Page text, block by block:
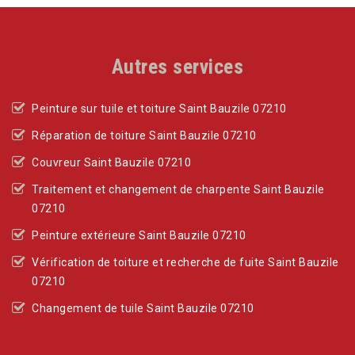
Autres services
Peinture sur tuile et toiture Saint Bauzile 07210
Réparation de toiture Saint Bauzile 07210
Couvreur Saint Bauzile 07210
Traitement et changement de charpente Saint Bauzile
07210
Peinture extérieure Saint Bauzile 07210
Vérification de toiture et recherche de fuite Saint Bauzile
07210
Changement de tuile Saint Bauzile 07210